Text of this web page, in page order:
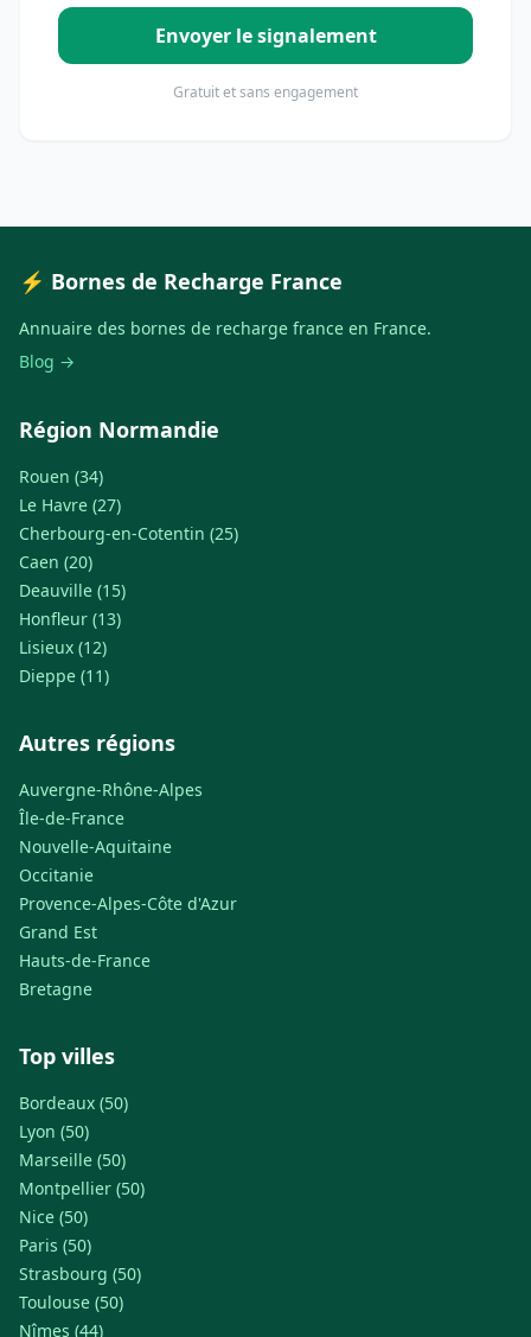
Envoyer le signalement
Gratuit et sans engagement
⚡ Bornes de Recharge France
Annuaire des bornes de recharge france en France.
Blog →
Région Normandie
Rouen (34)
Le Havre (27)
Cherbourg-en-Cotentin (25)
Caen (20)
Deauville (15)
Honfleur (13)
Lisieux (12)
Dieppe (11)
Autres régions
Auvergne-Rhône-Alpes
Île-de-France
Nouvelle-Aquitaine
Occitanie
Provence-Alpes-Côte d'Azur
Grand Est
Hauts-de-France
Bretagne
Top villes
Bordeaux (50)
Lyon (50)
Marseille (50)
Montpellier (50)
Nice (50)
Paris (50)
Strasbourg (50)
Toulouse (50)
Nîmes (44)